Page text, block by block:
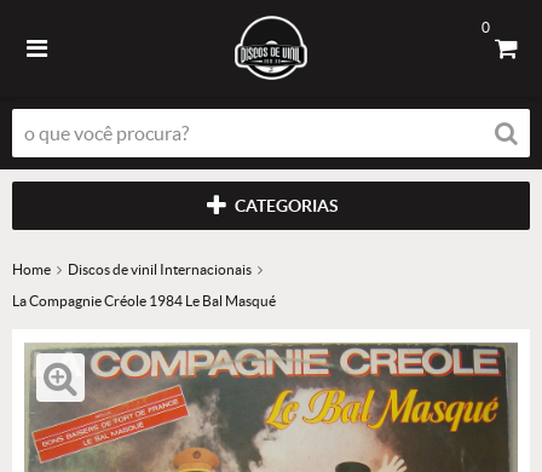
0
CATEGORIAS
Home
Discos de vinil Internacionais
La Compagnie Créole 1984 Le Bal Masqué